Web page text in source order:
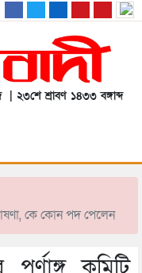
| ২৩শে শ্রাবণ ১৪৩৩ বঙ্গাব্দ
কে কোন পদ পেলেন